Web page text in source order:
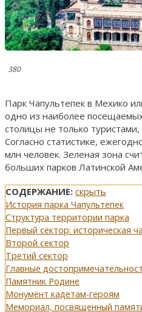
380
Парк Чапультепек в Мехико
одно из наиболее
столицы не только
Согласно статистике,
млн человек. Зеленая зона
больших парков Латинской
СОДЕРЖАНИЕ: скрыть
История парка Чапультепек
Структура территории парка
Первый сектор: историческая
Второй сектор
Третий сектор
Главные
Памятник Родине
Монумент кадетам-героям
Мемориал, посвященный